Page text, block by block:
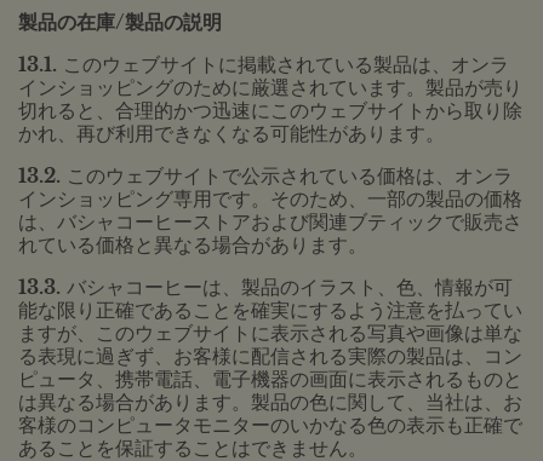
製品の在庫/製品の説明
13.1. このウェブサイトに掲載されている製品は、オンラ
インショッピングのために厳選されています。製品が売り
切れると、合理的かつ迅速にこのウェブサイトから取り除
かれ、再び利用できなくなる可能性があります。
13.2. このウェブサイトで公示されている価格は、オンラ
インショッピング専用です。そのため、一部の製品の価格
は、バシャコーヒーストアおよび関連ブティックで販売さ
れている価格と異なる場合があります。
13.3. バシャコーヒーは、製品のイラスト、色、情報が可
能な限り正確であることを確実にするよう注意を払ってい
ますが、このウェブサイトに表示される写真や画像は単な
る表現に過ぎず、お客様に配信される実際の製品は、コン
ピュータ、携帯電話、電子機器の画面に表示されるものと
は異なる場合があります。製品の色に関して、当社は、お
客様のコンピュータモニターのいかなる色の表示も正確で
あることを保証することはできません。